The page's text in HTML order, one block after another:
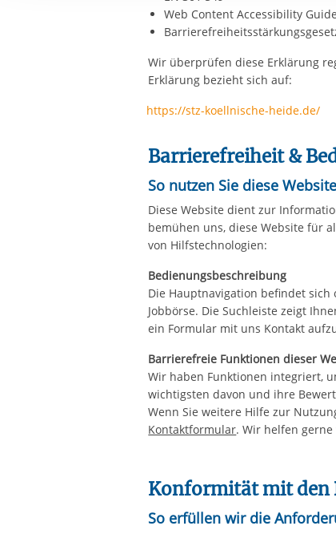
Ihre etwaige
der von Ihnen
Web Content Accessibility
Wir überprüfen diese Erklärung
Erklärung bezieht sich auf:
https://stz-koellnische-heide.de/
Barrierefreiheit &
So nutzen Sie diese Website
Diese Website dient zur
bemühen uns, diese Website für
von Hilfstechnologien:
Bedienungsbeschreibung
Die Hauptnavigation befindet
Jobbörse. Die Suchleiste zeigt
ein Formular mit uns Kontakt
Barrierefreie Funktionen dieser
Wir haben Funktionen integriert,
wichtigsten davon und ihre
Wenn Sie weitere Hilfe zur
Kontaktformular. Wir helfen
Konformität mit den
So erfüllen wir die